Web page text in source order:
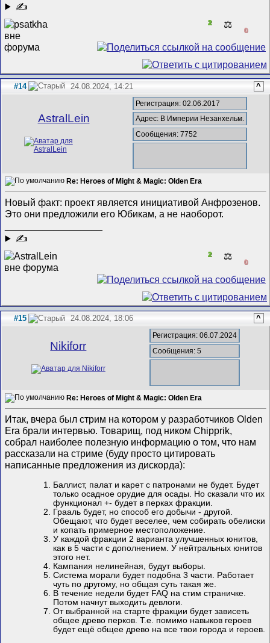
✍
2 ⚖️
0
#14 24.08.2024, 14:21 ^
AstralLein
Регистрация: 02.06.2017
Адрес: В Империи Незанхельм.
Сообщения: 7752
Re: Heroes of Might & Magic: Olden Era
Новый факт: проект является инициативой Анфрозенов.
Это они предложили его Юбикам, а не наоборот.
✍
2 ⚖️
0
#15 24.08.2024, 18:06 ^
Nikiforr
Регистрация: 06.07.2024
Сообщения: 5
Re: Heroes of Might & Magic: Olden Era
Итак, вчера был стрим на котором у разработчиков Olden
Era брали интервью. Товарищ, под ником Chipprik,
собрал наиболее полезную информацию о том, что нам
рассказали на стриме (буду просто цитировать
написанные предложения из дискорда):
Баллист, палат и карет с патронами не будет. Будет
только осадное орудие для осады. Но сказали что их
функционал +- будет в перках фракции.
Грааль будет, но способ его добычи - другой.
Обещают, что будет веселее, чем собирать обелиски
и копать примерное местоположение.
У каждой фракции 2 варианта улучшенных юнитов,
как в 5 части с дополнением. У нейтральных юнитов
этого нет.
Кампания нелинейная, будут выборы.
Система морали будет подобна 3 части. Работает
чуть по другому, но общая суть такая же.
В течение недели будет FAQ на стим страничке.
Потом начнут выходить девлоги.
От выбранной на старте фракции будет зависеть
общее древо перков. Т.е. помимо навыков героев
будет ещё общее древо на все твои города и героев.